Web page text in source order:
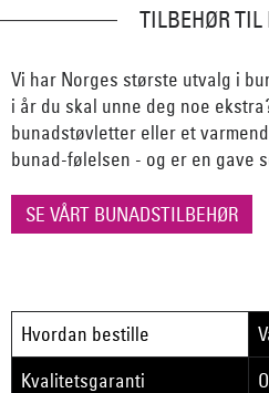
TILBEHØR TIL
Vi har Norges største utvalg i
i år du skal unne deg noe
bunadstøvletter eller et
bunad-følelsen - og er en gave
SE VÅRT BUNADSTILBEHØR
Hvordan bestille
Kvalitetsgaranti